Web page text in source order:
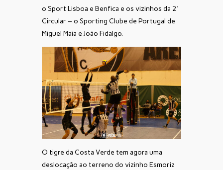
o Sport Lisboa e Benfica e os vizinhos da 2ª
Circular – o Sporting Clube de Portugal de
Miguel Maia e João Fidalgo.
O tigre da Costa Verde tem agora uma
deslocação ao terreno do vizinho Esmoriz